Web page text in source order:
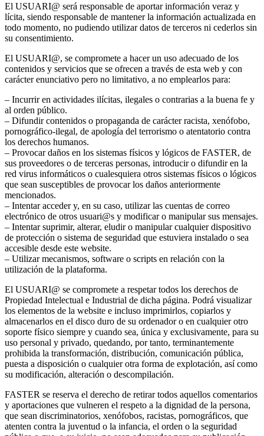
El USUARI@ será responsable de aportar información veraz y
lícita, siendo responsable de mantener la información actualizada en
todo momento, no pudiendo utilizar datos de terceros ni cederlos sin
su consentimiento.
El USUARI@, se compromete a hacer un uso adecuado de los
contenidos y servicios que se ofrecen a través de esta web y con
carácter enunciativo pero no limitativo, a no emplearlos para:
– Incurrir en actividades ilícitas, ilegales o contrarias a la buena fe y
al orden público.
– Difundir contenidos o propaganda de carácter racista, xenófobo,
pornográfico-ilegal, de apología del terrorismo o atentatorio contra
los derechos humanos.
– Provocar daños en los sistemas físicos y lógicos de FASTER, de
sus proveedores o de terceras personas, introducir o difundir en la
red virus informáticos o cualesquiera otros sistemas físicos o lógicos
que sean susceptibles de provocar los daños anteriormente
mencionados.
– Intentar acceder y, en su caso, utilizar las cuentas de correo
electrónico de otros usuari@s y modificar o manipular sus mensajes.
– Intentar suprimir, alterar, eludir o manipular cualquier dispositivo
de protección o sistema de seguridad que estuviera instalado o sea
accesible desde este website.
– Utilizar mecanismos, software o scripts en relación con la
utilización de la plataforma.
El USUARI@ se compromete a respetar todos los derechos de
Propiedad Intelectual e Industrial de dicha página. Podrá visualizar
los elementos de la website e incluso imprimirlos, copiarlos y
almacenarlos en el disco duro de su ordenador o en cualquier otro
soporte físico siempre y cuando sea, única y exclusivamente, para su
uso personal y privado, quedando, por tanto, terminantemente
prohibida la transformación, distribución, comunicación pública,
puesta a disposición o cualquier otra forma de explotación, así como
su modificación, alteración o descompilación.
FASTER se reserva el derecho de retirar todos aquellos comentarios
y aportaciones que vulneren el respeto a la dignidad de la persona,
que sean discriminatorios, xenófobos, racistas, pornográficos, que
atenten contra la juventud o la infancia, el orden o la seguridad